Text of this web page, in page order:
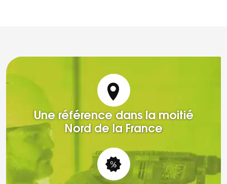
Une référence dans la moitié
Nord de la France